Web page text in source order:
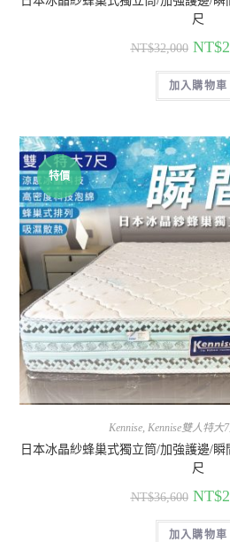
尺
NT$32,000 NT$
加入購物車
特價
Kennise Kennise雙人特大
日本冰晶紗蜂巢式獨立筒/加強護邊/
尺
NT$36,600 NT$
加入購物車